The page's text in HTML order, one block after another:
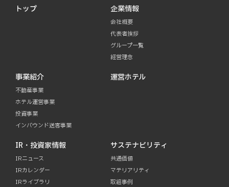
トップ 企業情報
会社概要
代表者挨拶
グループ一覧
経営理念
事業紹介
不動産事業
ホテル運営事業
投資事業
インバウンド送客事業
運営ホテル
IR・投資家情報
IRニュース
IRカレンダー
IRライブラリ
サステナビリティ
共通価値
マテリアリティ
取組事例